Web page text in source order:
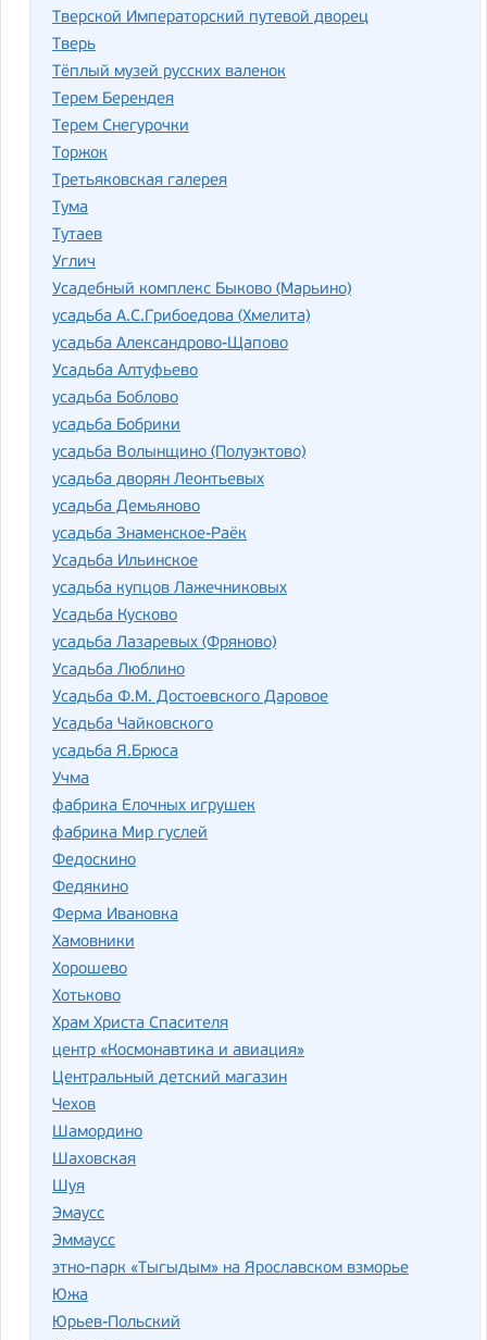
Тверской Императорский путевой дворец
Тверь
Тёплый музей русских валенок
Терем Берендея
Терем Снегурочки
Торжок
Третьяковская галерея
Тума
Тутаев
Углич
Усадебный комплекс Быково (Марьино)
усадьба А.С.Грибоедова (Хмелита)
усадьба Александрово-Щапово
Усадьба Алтуфьево
усадьба Боблово
усадьба Бобрики
усадьба Волынщино (Полуэктово)
усадьба дворян Леонтьевых
усадьба Демьяново
усадьба Знаменское-Раёк
Усадьба Ильинское
усадьба купцов Лажечниковых
Усадьба Кусково
усадьба Лазаревых (Фряново)
Усадьба Люблино
Усадьба Ф.М. Достоевского Даровое
Усадьба Чайковского
усадьба Я.Брюса
Учма
фабрика Елочных игрушек
фабрика Мир гуслей
Федоскино
Федякино
Ферма Ивановка
Хамовники
Хорошево
Хотьково
Храм Христа Спасителя
центр «Космонавтика и авиация»
Центральный детский магазин
Чехов
Шамордино
Шаховская
Шуя
Эмаусс
Эммаусс
этно-парк «Тыгыдым» на Ярославском взморье
Южа
Юрьев-Польский